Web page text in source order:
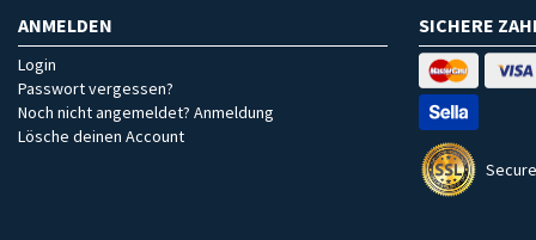
ANMELDEN
Login
Passwort vergessen?
Noch nicht angemeldet? Anmeldung
Lösche deinen Account
SICHERE